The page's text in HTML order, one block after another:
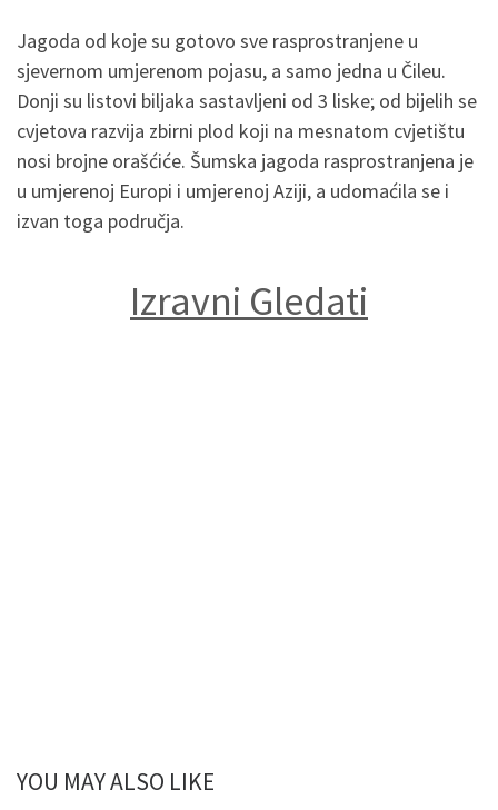
Jagoda od koje su gotovo sve rasprostranjene u
sjevernom umjerenom pojasu, a samo jedna u Čileu.
Donji su listovi biljaka sastavljeni od 3 liske; od bijelih se
cvjetova razvija zbirni plod koji na mesnatom cvjetištu
nosi brojne orašćiće. Šumska jagoda rasprostranjena je
u umjerenoj Europi i umjerenoj Aziji, a udomaćila se i
izvan toga područja.
Izravni Gledati
YOU MAY ALSO LIKE